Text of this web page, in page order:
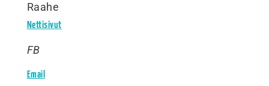
Raahe
Nettisivut
FB
Email